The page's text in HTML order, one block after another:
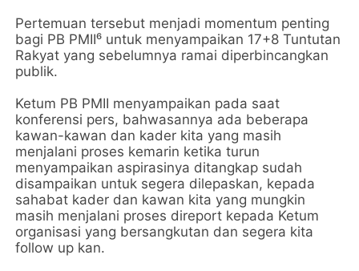
Pertemuan tersebut menjadi momentum penting
bagi PB PMII⁶ untuk menyampaikan 17+8 Tuntutan
Rakyat yang sebelumnya ramai diperbincangkan
publik.
Ketum PB PMII menyampaikan pada saat
konferensi pers, bahwasannya ada beberapa
kawan-kawan dan kader kita yang masih
menjalani proses kemarin ketika turun
menyampaikan aspirasinya ditangkap sudah
disampaikan untuk segera dilepaskan, kepada
sahabat kader dan kawan kita yang mungkin
masih menjalani proses direport kepada Ketum
organisasi yang bersangkutan dan segera kita
follow up kan.